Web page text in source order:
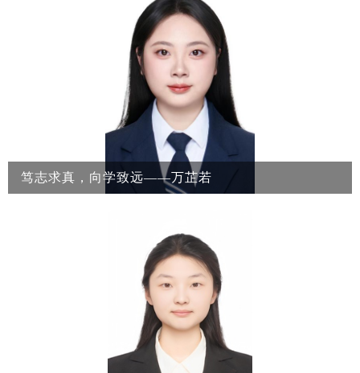
守立德树人根本任务，扎根本科教学一线，潜心课堂、关爱学
生、钻研教法，在课程建设、课堂教学改革、课程思政建设和学
生创新能力培养等方面持续探索。她坚持把“上好每一堂课、陪
伴每一名学生成长”作为职业追求，努力做学生为学、为事、为
人的引路人。多年来，张彦婷老师以高度的责任感投入教学工
作，逐渐形成了严谨生动、启发互动、注重思维训练的教学风
笃志求真，向学致远——万芷若
生物信息学专业2022级2班。本科期间学习成绩优异，专业排名
第二，曾连续三年获郑州大学一等奖学金、郑州大学三好学生等
荣誉，积极参与科研创新与学科竞赛，获得全国大学生生命科学
竞赛国家级奖项2次、“挑战杯”省级奖项1次、本科生科技创新成
果奖2次，已保研至北京大学。在生命科学探索的广阔天地中，
总有青年学子以执着与热爱丈量知识的深度，以探索与思考拓展